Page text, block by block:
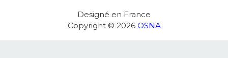
Designé en France
Copyright © 2026 OSNA